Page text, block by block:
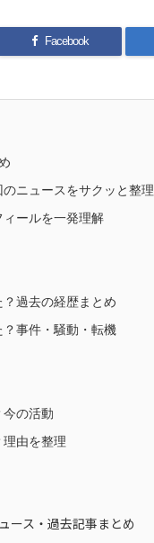
Facebook
ニュースをサクッと整理
ィールを一発理解
過去の経歴まとめ
事件・騒動・転機
の活動
由を整理
ース・過去記事まとめ